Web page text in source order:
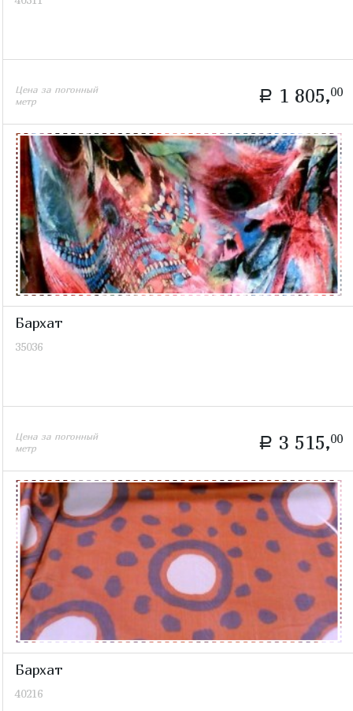
Цена за погонный
метр
a 1 805,00
Бархат
35036
Цена за погонный
метр
a 3 515,00
Бархат
40216